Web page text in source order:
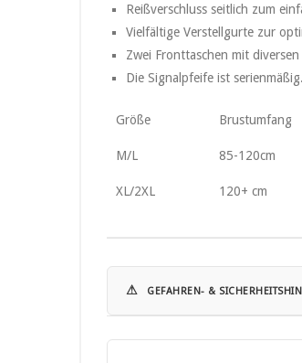
Reißverschluss seitlich zum
Vielfältige Verstellgurte zur
Zwei Fronttaschen mit
Die Signalpfeife ist serienmäßig.
Größe Brustumfang
M/L 85-120cm
XL/2XL 120+ cm
⚠ GEFAHREN- &
Hinweise zur Nutzung: